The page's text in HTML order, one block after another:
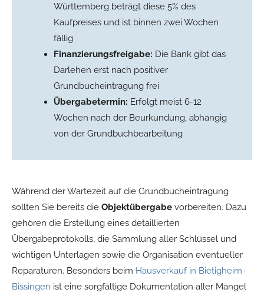
Württemberg beträgt diese 5% des
Kaufpreises und ist binnen zwei Wochen
fällig
Finanzierungsfreigabe: Die Bank gibt das
Darlehen erst nach positiver
Grundbucheintragung frei
Übergabetermin: Erfolgt meist 6-12
Wochen nach der Beurkundung, abhängig
von der Grundbuchbearbeitung
Während der Wartezeit auf die Grundbucheintragung
sollten Sie bereits die Objektübergabe vorbereiten. Dazu
gehören die Erstellung eines detaillierten
Übergabeprotokolls, die Sammlung aller Schlüssel und
wichtigen Unterlagen sowie die Organisation eventueller
Reparaturen. Besonders beim Hausverkauf in Bietigheim-
Bissingen ist eine sorgfältige Dokumentation aller Mängel